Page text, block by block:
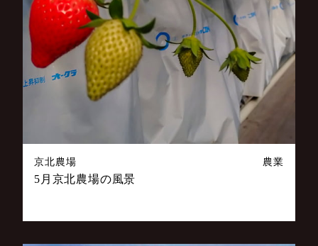
京北農場 農業
5月京北農場の風景